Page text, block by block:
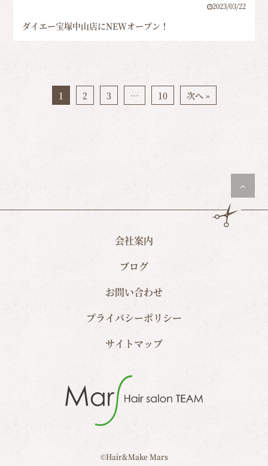
2023/03/22
ダイエー宝塚中山店にNEWオープン！
1 2 3 … 10 次へ »
会社案内
ブログ
お問い合わせ
プライバシーポリシー
サイトマップ
©Hair&Make Mars